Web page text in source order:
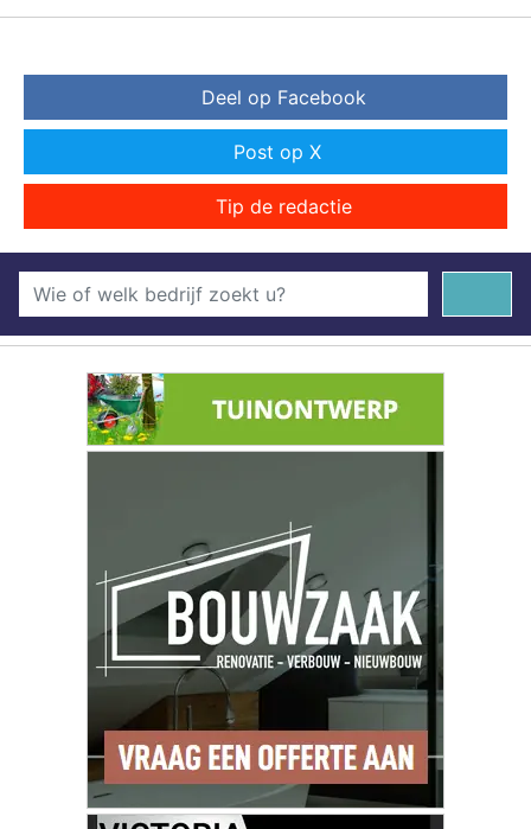
Deel op Facebook
Post op X
Tip de redactie